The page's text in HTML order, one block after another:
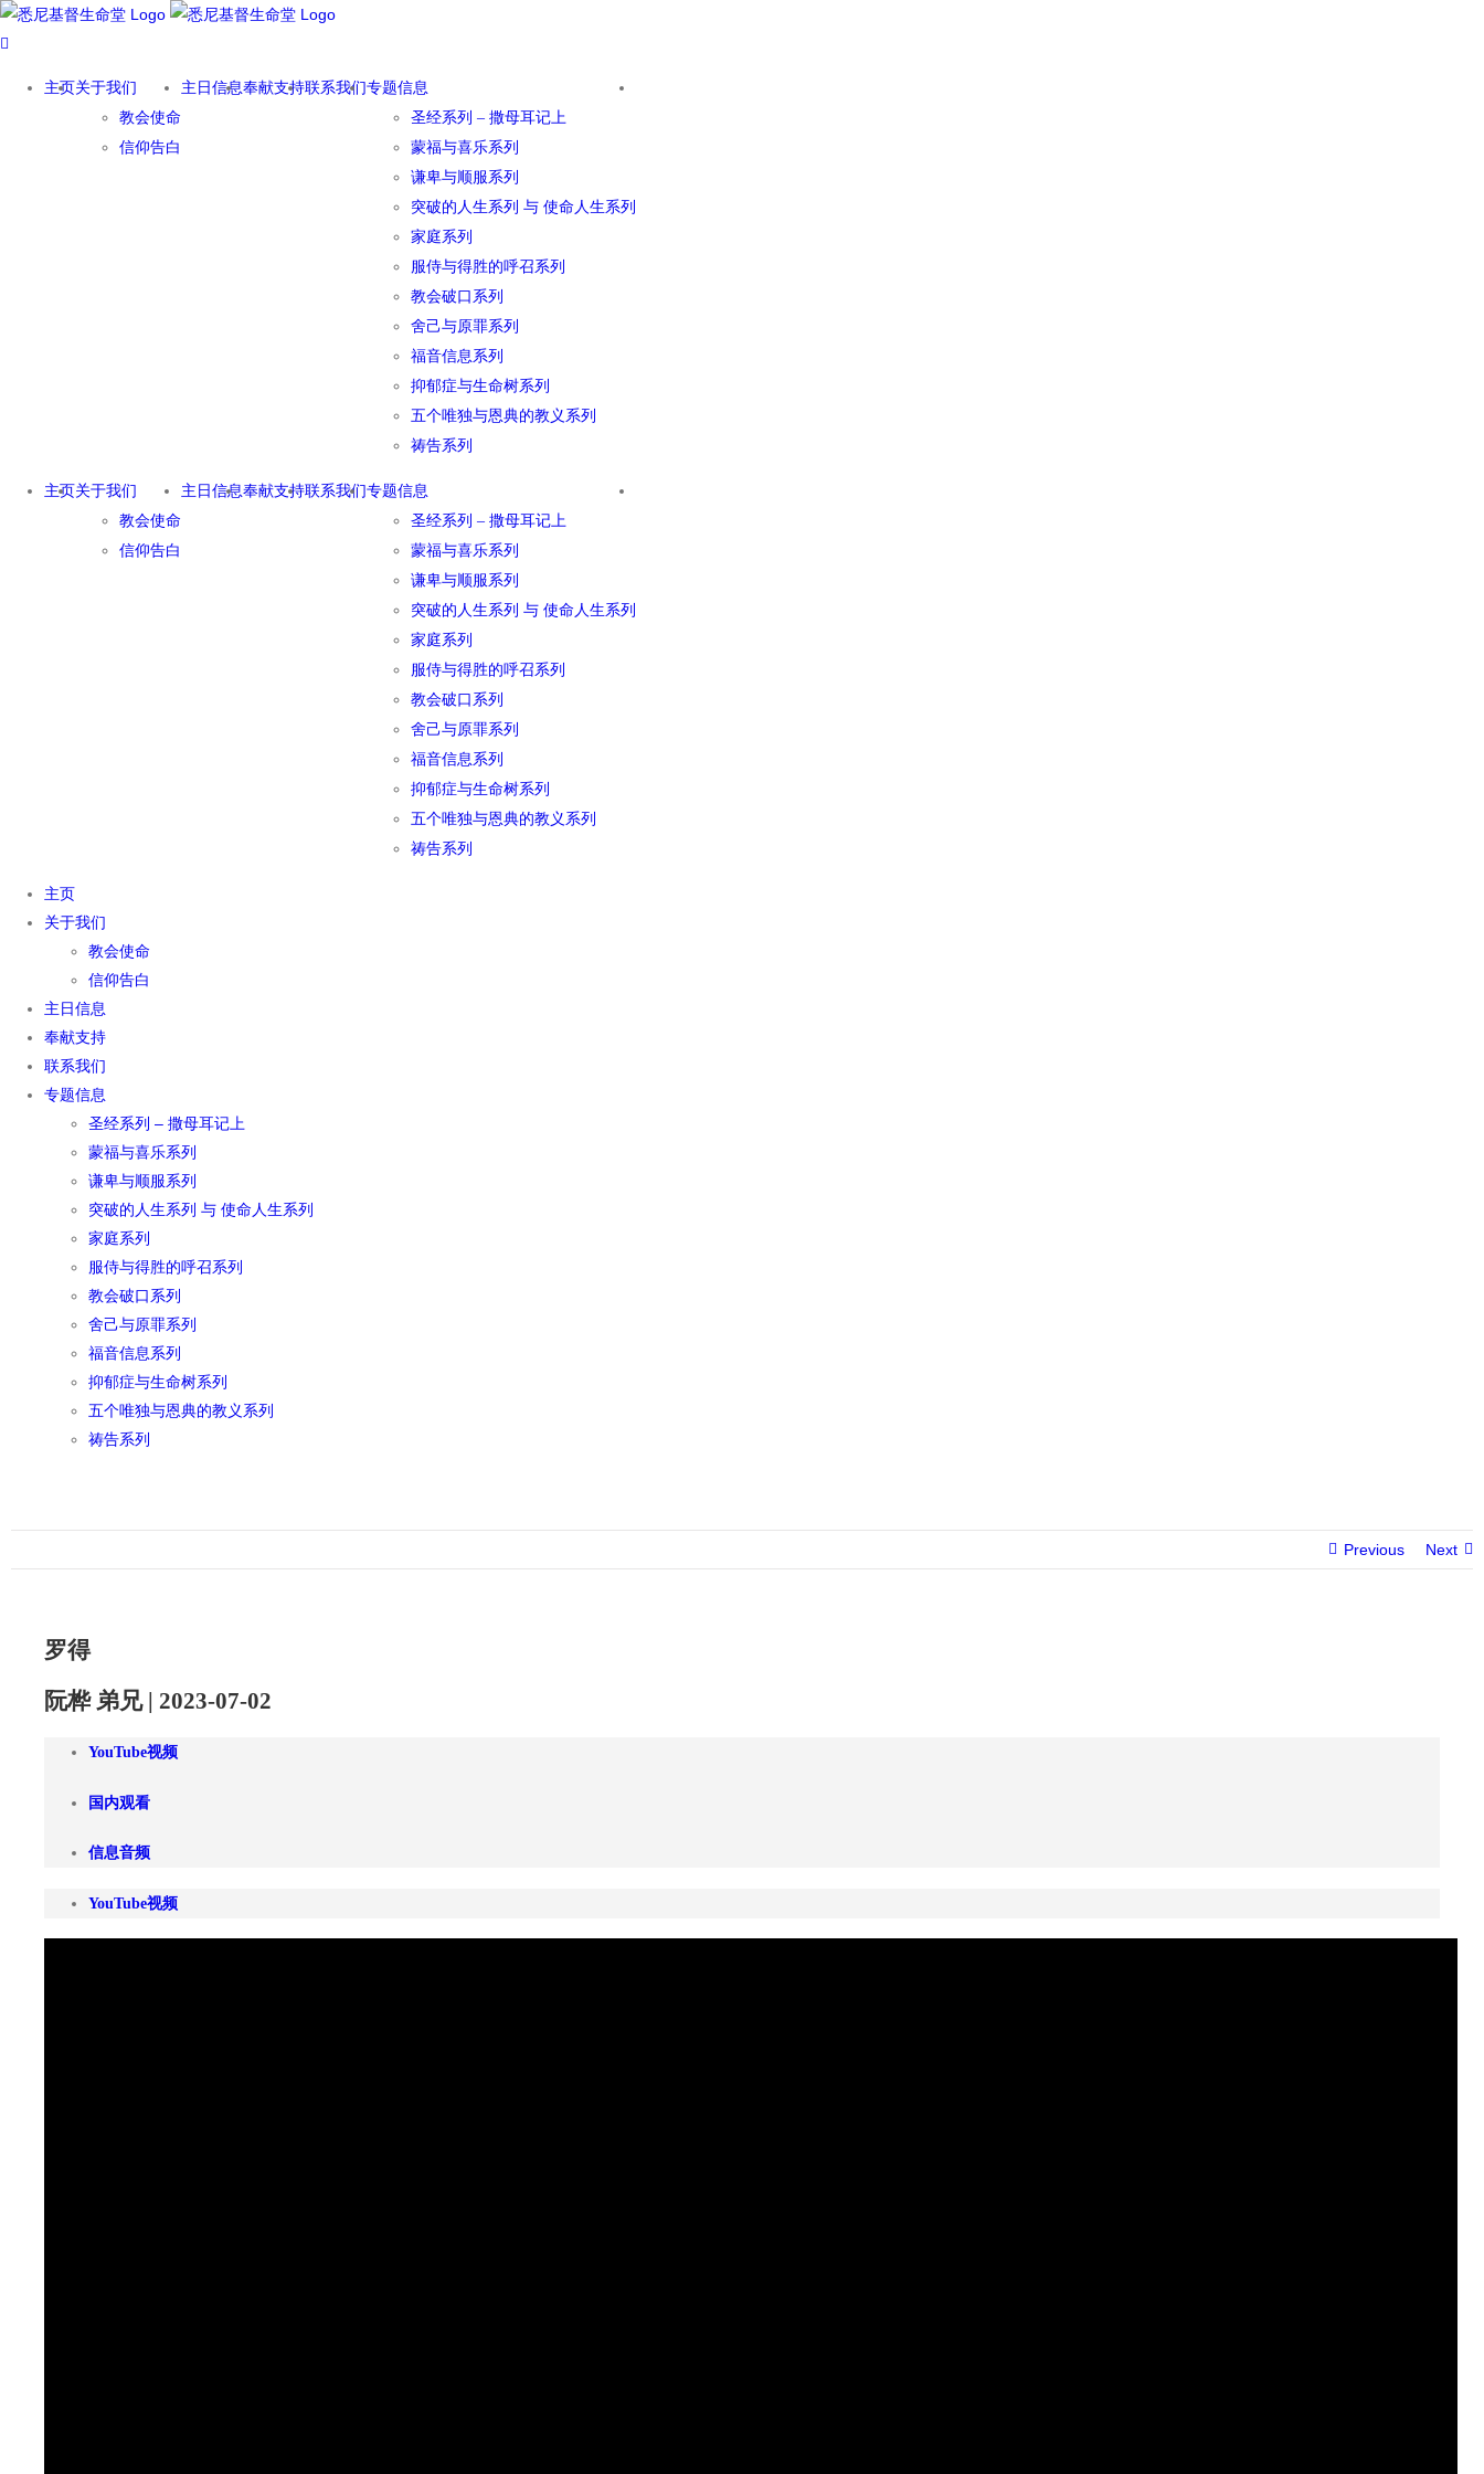
Skip
to
主页关于我们
教会使命
信仰告白
主日信息奉献支持联系我们专题信息
圣经系列 – 撒母耳记上
蒙福与喜乐系列
谦卑与顺服系列
突破的人生系列 与 使命人生系列
家庭系列
服侍与得胜的呼召系列
教会破口系列
舍己与原罪系列
福音信息系列
抑郁症与生命树系列
五个唯独与恩典的教义系列
祷告系列
主页关于我们
教会使命
信仰告白
主日信息奉献支持联系我们专题信息
圣经系列 – 撒母耳记上
蒙福与喜乐系列
谦卑与顺服系列
突破的人生系列 与 使命人生系列
家庭系列
服侍与得胜的呼召系列
教会破口系列
舍己与原罪系列
福音信息系列
抑郁症与生命树系列
五个唯独与恩典的教义系列
祷告系列
主页
关于我们
教会使命
信仰告白
主日信息
奉献支持
联系我们
专题信息
圣经系列 – 撒母耳记上
蒙福与喜乐系列
谦卑与顺服系列
突破的人生系列 与 使命人生系列
家庭系列
服侍与得胜的呼召系列
教会破口系列
舍己与原罪系列
福音信息系列
抑郁症与生命树系列
五个唯独与恩典的教义系列
祷告系列
Previous Next
罗得
阮桦 弟兄 | 2023-07-02
YouTube视频
国内观看
信息音频
YouTube视频